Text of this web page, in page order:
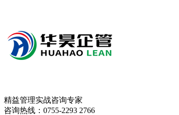
精益管理实战咨询专家
咨询热线： 0755-2293 2766